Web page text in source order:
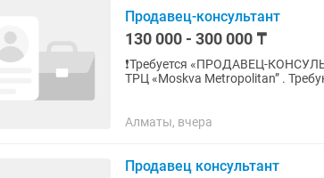
Продавец-консультант
130 000 - 300 000 ₸
❗️Требуется «ПРОДАВЕЦ-
ТРЦ «Moskva Metropolitan” .
Алматы, вчера
Продавец консультант